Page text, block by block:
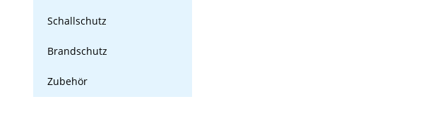
Schallschutz
Brandschutz
Zubehör